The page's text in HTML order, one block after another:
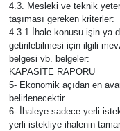
4.3. Mesleki ve teknik
taşıması gereken kriterler:
4.3.1 İhale konusu işin ya
getirilebilmesi için ilgili
belgesi vb. belgeler:
KAPASİTE RAPORU
5- Ekonomik açıdan en
belirlenecektir.
6- İhaleye sadece yerli
yerli istekliye ihalenin